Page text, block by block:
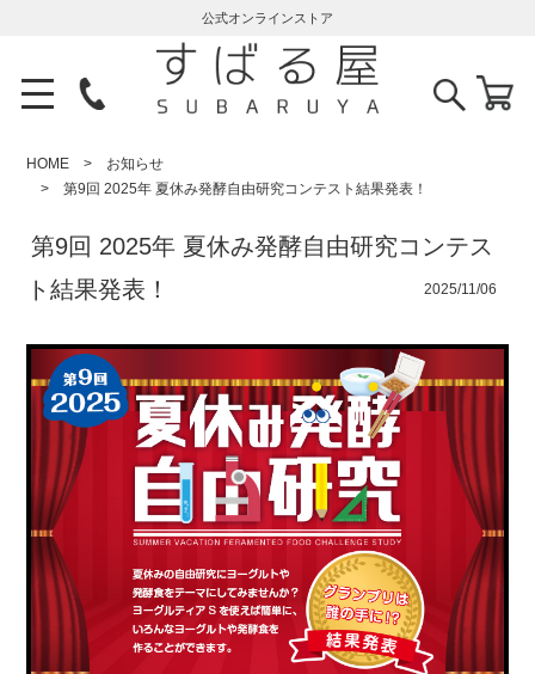
公式オンラインストア
HOME
お知らせ
第9回 2025年 夏休み発酵自由研究コンテスト結果発表！
第9回 2025年 夏休み発酵自由研究コンテス
ト結果発表！
2025/11/06